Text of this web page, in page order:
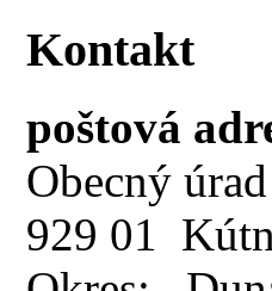
Kontakt
poštová
Obecný
929 01